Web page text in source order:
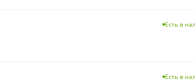
Есть в
Есть в